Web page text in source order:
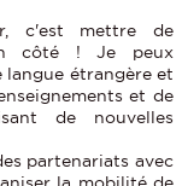
c'est mettre de
côté ! Je peux
langue étrangère et
et de
de nouvelles
partenariats avec